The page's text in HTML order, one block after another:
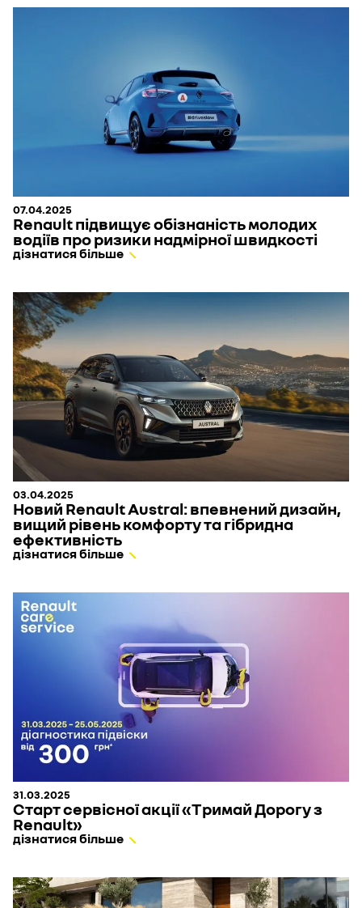
07.04.2025
Renault підвищує обізнаність молодих
водіїв про ризики надмірної швидкості
дізнатися більше
03.04.2025
Новий Renault Austral: впевнений дизайн,
вищий рівень комфорту та гібридна
ефективність
дізнатися більше
31.03.2025
Старт сервісної акції «Тримай Дорогу з
Renault»
дізнатися більше